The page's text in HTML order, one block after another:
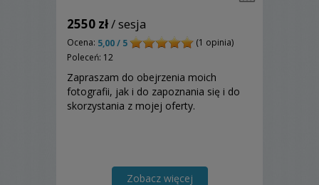
2550 zł/ sesja
Ocena: 5,00 / 5
(1 opinia)
Poleceń: 12
Zapraszam do obejrzenia moich
fotografii, jak i do zapoznania się i do
skorzystania z mojej oferty.
Zobacz więcej